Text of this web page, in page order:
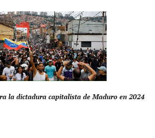
la dictadura capitalista de Maduro en 2024